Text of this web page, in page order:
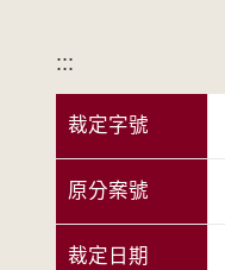
:::
裁定字號
原分案號
裁定日期